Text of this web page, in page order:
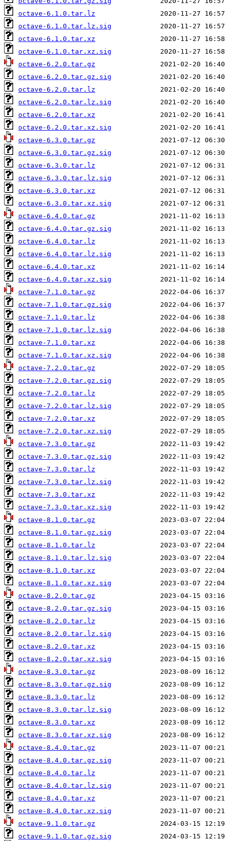
octave-6.1.0.tar.lz
octave-6.1.0.tar.lz.sig
octave-6.1.0.tar.xz
octave-6.1.0.tar.xz.sig
octave-6.2.0.tar.gz
octave-6.2.0.tar.gz.sig
octave-6.2.0.tar.lz
octave-6.2.0.tar.lz.sig
octave-6.2.0.tar.xz
octave-6.2.0.tar.xz.sig
octave-6.3.0.tar.gz
octave-6.3.0.tar.gz.sig
octave-6.3.0.tar.lz
octave-6.3.0.tar.lz.sig
octave-6.3.0.tar.xz
octave-6.3.0.tar.xz.sig
octave-6.4.0.tar.gz
octave-6.4.0.tar.gz.sig
octave-6.4.0.tar.lz
octave-6.4.0.tar.lz.sig
octave-6.4.0.tar.xz
octave-6.4.0.tar.xz.sig
octave-7.1.0.tar.gz
octave-7.1.0.tar.gz.sig
octave-7.1.0.tar.lz
octave-7.1.0.tar.lz.sig
octave-7.1.0.tar.xz
octave-7.1.0.tar.xz.sig
octave-7.2.0.tar.gz
octave-7.2.0.tar.gz.sig
octave-7.2.0.tar.lz
octave-7.2.0.tar.lz.sig
octave-7.2.0.tar.xz
octave-7.2.0.tar.xz.sig
octave-7.3.0.tar.gz
octave-7.3.0.tar.gz.sig
octave-7.3.0.tar.lz
octave-7.3.0.tar.lz.sig
octave-7.3.0.tar.xz
octave-7.3.0.tar.xz.sig
octave-8.1.0.tar.gz
octave-8.1.0.tar.gz.sig
octave-8.1.0.tar.lz
octave-8.1.0.tar.lz.sig
octave-8.1.0.tar.xz
octave-8.1.0.tar.xz.sig
octave-8.2.0.tar.gz
octave-8.2.0.tar.gz.sig
octave-8.2.0.tar.lz
octave-8.2.0.tar.lz.sig
octave-8.2.0.tar.xz
octave-8.2.0.tar.xz.sig
octave-8.3.0.tar.gz
octave-8.3.0.tar.gz.sig
octave-8.3.0.tar.lz
octave-8.3.0.tar.lz.sig
octave-8.3.0.tar.xz
octave-8.3.0.tar.xz.sig
octave-8.4.0.tar.gz
octave-8.4.0.tar.gz.sig
octave-8.4.0.tar.lz
octave-8.4.0.tar.lz.sig
octave-8.4.0.tar.xz
octave-8.4.0.tar.xz.sig
octave-9.1.0.tar.gz
octave-9.1.0.tar.gz.sig